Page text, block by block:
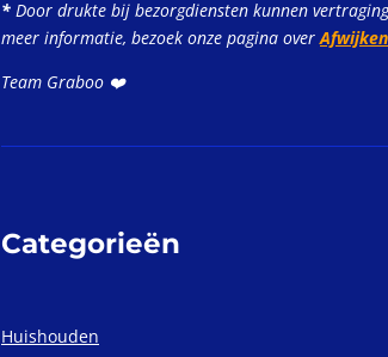
* Door drukte bij bezorgdiensten kunnen
meer informatie, bezoek onze pagina over
Team Graboo ❤️
Categorieën
Huishouden